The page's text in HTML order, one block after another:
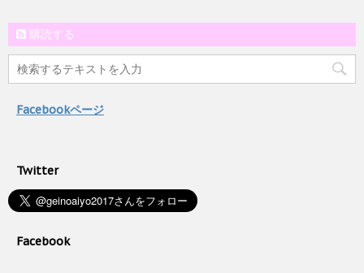
購読する
Facebookページ
Twitter
Facebook